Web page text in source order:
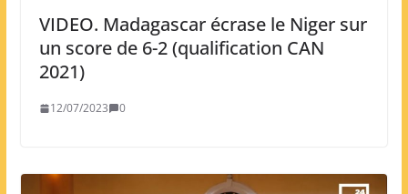
VIDEO. Madagascar écrase le Niger sur
un score de 6-2 (qualification CAN
2021)
12/07/2023 0